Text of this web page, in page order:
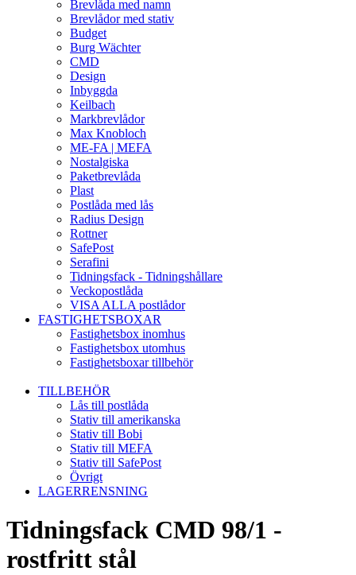
Brevlåda med namn
Brevlådor med stativ
Budget
Burg Wächter
CMD
Design
Inbyggda
Keilbach
Markbrevlådor
Max Knobloch
ME-FA | MEFA
Nostalgiska
Paketbrevlåda
Plast
Postlåda med lås
Radius Design
Rottner
SafePost
Serafini
Tidningsfack - Tidningshållare
Veckopostlåda
VISA ALLA postlådor
FASTIGHETSBOXAR
Fastighetsbox inomhus
Fastighetsbox utomhus
Fastighetsboxar tillbehör
TILLBEHÖR
Lås till postlåda
Stativ till amerikanska
Stativ till Bobi
Stativ till MEFA
Stativ till SafePost
Övrigt
LAGERRENSNING
Tidningsfack CMD 98/1 -
rostfritt stål